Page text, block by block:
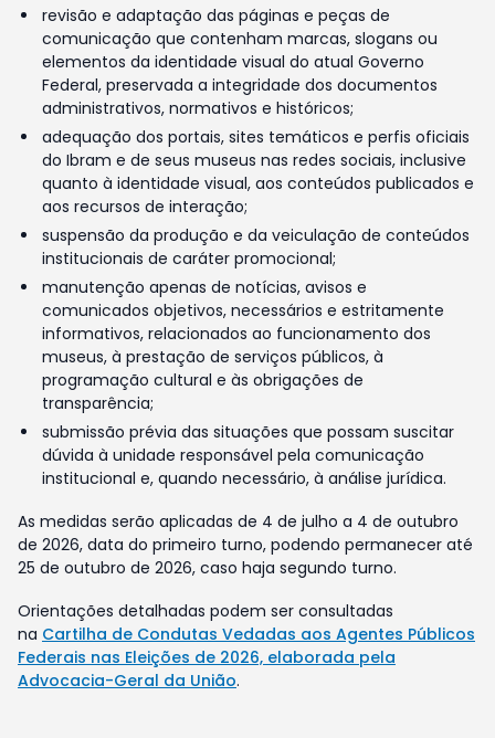
revisão e adaptação das páginas e peças de
comunicação que contenham marcas, slogans ou
elementos da identidade visual do atual Governo
Federal, preservada a integridade dos documentos
administrativos, normativos e históricos;
adequação dos portais, sites temáticos e perfis oficiais
do Ibram e de seus museus nas redes sociais, inclusive
quanto à identidade visual, aos conteúdos publicados e
aos recursos de interação;
suspensão da produção e da veiculação de conteúdos
institucionais de caráter promocional;
manutenção apenas de notícias, avisos e
comunicados objetivos, necessários e estritamente
informativos, relacionados ao funcionamento dos
museus, à prestação de serviços públicos, à
programação cultural e às obrigações de
transparência;
submissão prévia das situações que possam suscitar
dúvida à unidade responsável pela comunicação
institucional e, quando necessário, à análise jurídica.
As medidas serão aplicadas de 4 de julho a 4 de outubro
de 2026, data do primeiro turno, podendo permanecer até
25 de outubro de 2026, caso haja segundo turno.
Orientações detalhadas podem ser consultadas
na Cartilha de Condutas Vedadas aos Agentes Públicos
Federais nas Eleições de 2026, elaborada pela
Advocacia-Geral da União.